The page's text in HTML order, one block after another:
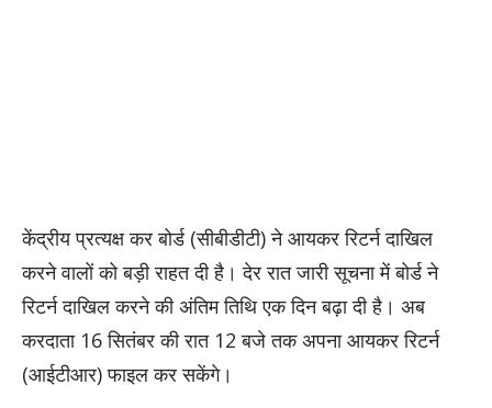
केंद्रीय प्रत्यक्ष कर बोर्ड (सीबीडीटी) ने आयकर रिटर्न दाखिल
करने वालों को बड़ी राहत दी है। देर रात जारी सूचना में बोर्ड ने
रिटर्न दाखिल करने की अंतिम तिथि एक दिन बढ़ा दी है। अब
करदाता 16 सितंबर की रात 12 बजे तक अपना आयकर रिटर्न
(आईटीआर) फाइल कर सकेंगे।